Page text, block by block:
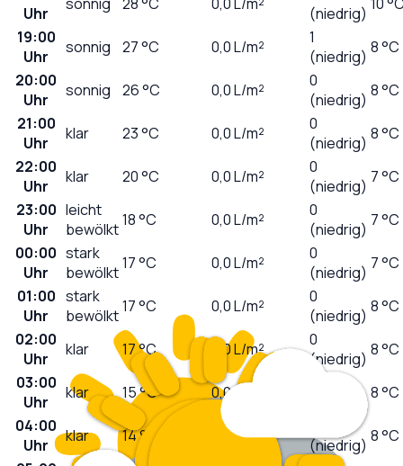
Uhr
(niedrig)
19:00
Uhr
sonnig 27°C 0,0L/m²
1
(niedrig) 8 °C
20:00
Uhr
sonnig 26°C 0,0L/m²
0
(niedrig) 8 °C
21:00
Uhr
klar 23°C 0,0L/m²
0
(niedrig) 8 °C
22:00
Uhr
klar 20°C 0,0L/m²
0
(niedrig) 7 °C
23:00
Uhr
leicht
bewölkt18°C 0,0L/m²
0
(niedrig) 7 °C
00:00
Uhr
stark
bewölkt17°C 0,0L/m²
0
(niedrig) 7 °C
01:00
Uhr
stark
bewölkt17°C 0,0L/m²
0
(niedrig) 8 °C
02:00
Uhr
klar 17°C 0,0L/m²
0
(niedrig) 8 °C
03:00
Uhr
klar 15°C 0,0L/m²
(niedrig)8 °C
04:00
Uhr
klar 14°C 0,0L/m²
(niedrig) 8 °C